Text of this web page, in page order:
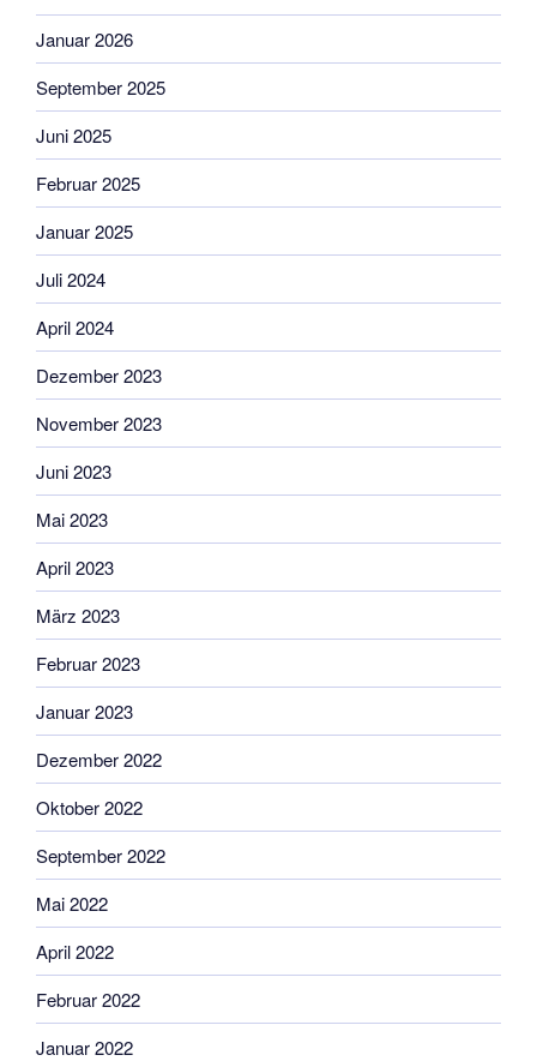
Januar 2026
September 2025
Juni 2025
Februar 2025
Januar 2025
Juli 2024
April 2024
Dezember 2023
November 2023
Juni 2023
Mai 2023
April 2023
März 2023
Februar 2023
Januar 2023
Dezember 2022
Oktober 2022
September 2022
Mai 2022
April 2022
Februar 2022
Januar 2022